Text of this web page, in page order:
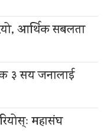
आर्थिक सबलता
३ सय जनालाई
महासंघ